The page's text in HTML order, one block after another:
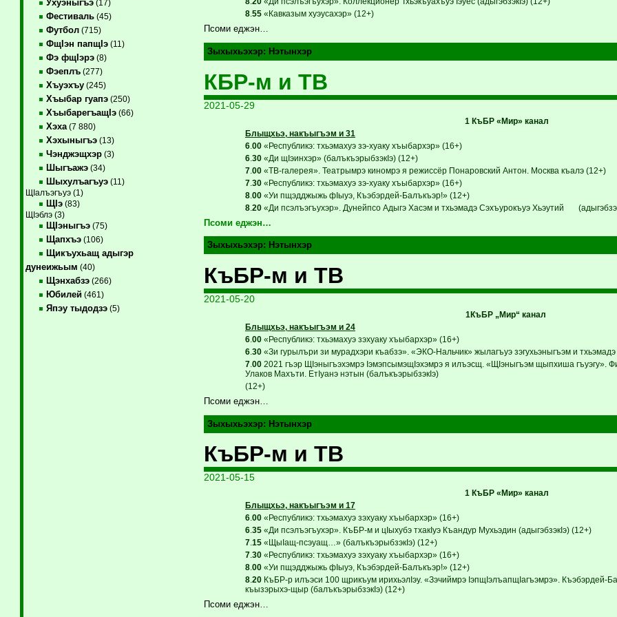
Ухуэныгъэ(17)
Фестиваль(45)
Футбол(715)
ФщIэн папщIэ(11)
Фэ фщIэрэ(8)
Фэеплъ(277)
Хъуэхъу(245)
Хъыбар гуапэ(250)
ХъыбарегъащIэ(66)
Хэха(7 880)
Хэхыныгъэ(13)
Чэнджэщхэр(3)
Шыгъажэ(34)
Шыхулъагъуэ(11)
ЩIалъэгъуэ (1)
ЩIэ(83)
ЩIэблэ (3)
ЩIэныгъэ(75)
Щапхъэ(106)
Щикъухьащ адыгэр
дунеижьым (40)
Щэнхабзэ(266)
Юбилей(461)
Япэу тыдодзэ(5)
8.55«Кавказым хуэусахэр» (12+)
Псоми еджэн…
Зыхыхьэхэр: Нэтынхэр
КБР-м и ТВ
2021-05-29
1 КъБР «Мир» канал
Блыщхьэ, накъыгъэм и 31
6. 00«Республикэ: тхьэмахуэ зэ-хуаку хъыбархэр» (16+)
6. 30«Ди щIэинхэр» (балъкъэрыбзэкIэ) (12+)
7. 00«ТВ-галерея». Театрымрэ киномрэ я режиссёр Понаровский Антон. Москва къалэ (12+)
7. 30«Республикэ: тхьэмахуэ зэ-хуаку хъыбархэр» (16+)
8. 00«Уи пщэдджыжь фIыуэ, Къэбэрдей-Балъкъэр!» (12+)
8. 20«Ди псэлъэгъухэр». Дунейпсо Адыгэ Хасэм и тхьэмадэ Сэхъурокъуэ Хьэутий
Псоми еджэн…
Зыхыхьэхэр: Нэтынхэр
КъБР-м и ТВ
2021-05-20
1КъБР „Мир“ канал
Блыщхьэ, накъыгъэм и 24
6.00«Республикэ: тхьэмахуэ зэхуаку хъыбархэр» (16+)
6.30«Зи гурылъри зи мурадхэри къабзэ». «ЭКО-Нальчик» жылагъуэ зэгухьэныгъэм и
7.002021 гъэр ЩIэныгъэхэмрэ IэмэпсымэщIэхэмрэ я илъэсщ. «ЩIэныгъэм щыпхиша гъуэгу».
Улаков Махъти. ЕтIуанэ нэтын (балъкъэрыбзэкIэ)
(12+)
Псоми еджэн…
Зыхыхьэхэр: Нэтынхэр
КъБР-м и ТВ
2021-05-15
1 КъБР «Мир» канал
Блыщхьэ, накъыгъэм и 17
6.00«Республикэ: тхьэмахуэ зэхуаку хъыбархэр» (16+)
6.35«Ди псэлъэгъухэр». КъБР-м и цIыхубэ тхакIуэ Къандур Мухьэдин (адыгэбзэкIэ) (12+)
7.15«ЩыIащ-псэуащ…» (балъкъэрыбзэкIэ) (12+)
7.30«Республикэ: тхьэмахуэ зэхуаку хъыбархэр» (16+)
8.00«Уи пщэдджыжь фIыуэ, Къэбэрдей-Балъкъэр!» (12+)
8.20КъБР-р илъэси 100 щрикъум ирихьэлIэу. «Зэчиймрэ IэпщIэлъапщIагъэмрэ». Къэбэрдей-
къызэрыхэ-щыр (балъкъэрыбзэкIэ) (12+)
Псоми еджэн…